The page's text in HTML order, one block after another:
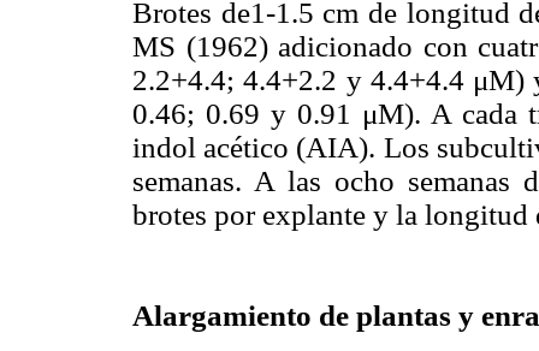
Brotes de1-1.5 cm de longitud
MS (1962) adicionado con
2.2+4.4; 4.4+2.2 y 4.4+4.4
0.46; 0.69 y 0.91 μM). A cada
indol acético (AIA). Los
semanas. A las ocho
brotes por explante y la longitud
Alargamiento de plantas y